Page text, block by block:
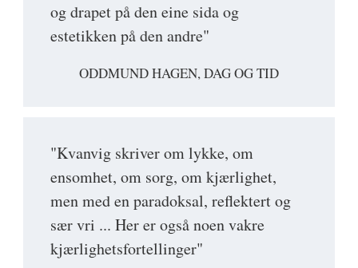
og drapet på den eine sida og
estetikken på den andre"
ODDMUND HAGEN, DAG OG TID
"Kvanvig skriver om lykke, om
ensomhet, om sorg, om kjærlighet,
men med en paradoksal, reflektert og
sær vri ... Her er også noen vakre
kjærlighetsfortellinger"